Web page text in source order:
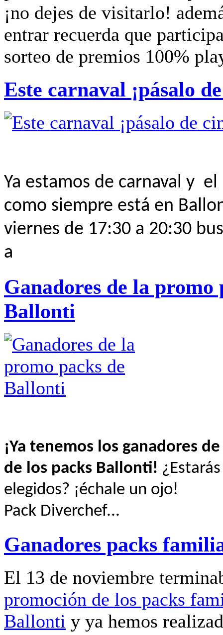
¡no dejes de visitarlo!
entrar recuerda que
sorteo de premios 100%
Este carnaval ¡pásalo
Ya estamos de carnaval y
como siempre está en
viernes de 17:30 a 20:30
a
Ganadores de la promo
Ballonti
¡Ya tenemos los ganadores
de los packs Ballonti!
elegidos? ¡échale un ojo!
Pack Diverchef...
Ganadores packs
El 13 de noviembre
promoción de los packs
Ballonti y ya hemos